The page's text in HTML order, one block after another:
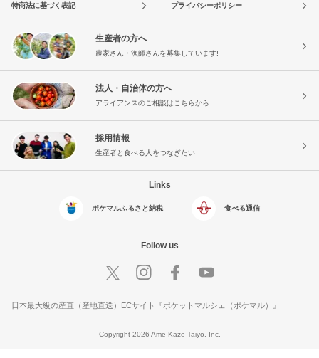
特商法に基づく表記 プライバシーポリシー
生産者の方へ
農家さん・漁師さんを募集しています!
法人・自治体の方へ
アライアンスのご相談はこちらから
採用情報
生産者と食べる人をつなぎたい
Links
ポケマルふるさと納税 食べる通信
Follow us
日本最大級の産直（産地直送）ECサイト『ポケットマルシェ（ポケマル）』
Copyright 2026 Ame Kaze Taiyo, Inc.